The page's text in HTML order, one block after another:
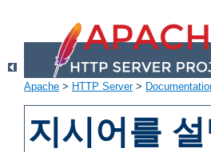
Apache > HTTP Server>
지시어를